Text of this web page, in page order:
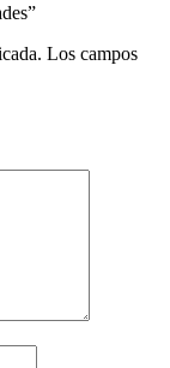
Los campos